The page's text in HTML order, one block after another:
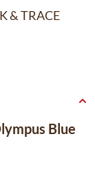
& TRACE
Blue